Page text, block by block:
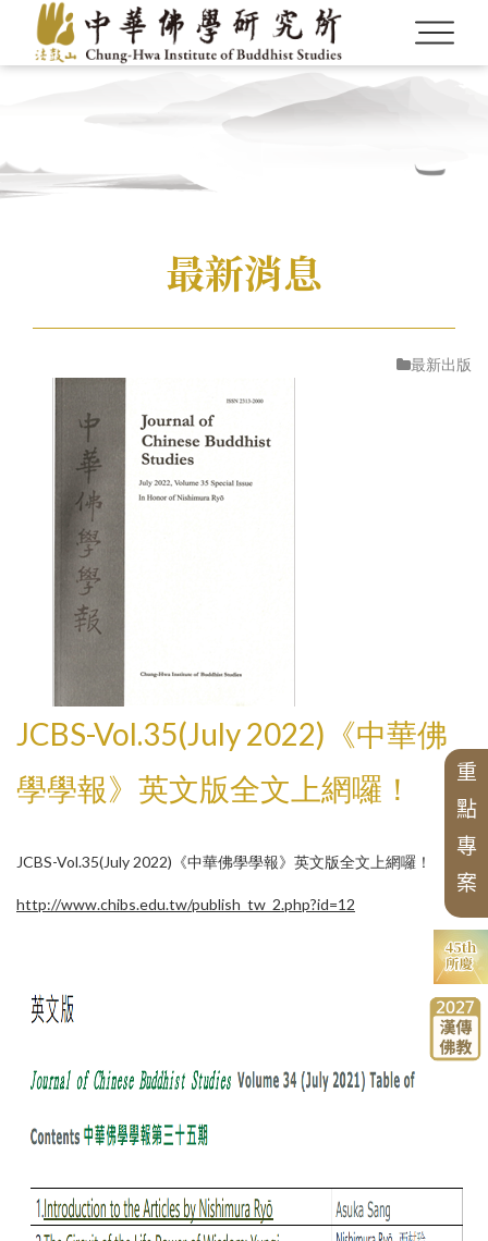
Menu
創辦人
研所簡介
現任所長
組織架構
學術諮詢委員會
相關法規
大事紀
最新出版
徵稿訊息
活動訊息
最新專案
申請訊息
研究員
博士後研究
CBETA與聖嚴法師
CBETA與中華佛學研究所
數位典藏
個人研究專案成果
歷年專案名單
學術期刊
華岡佛學學報
中華佛學學報
中華佛學研究
學術專書
漢傳佛教論叢
中華佛學研究所論叢
漢傳佛教典籍叢刊
漢傳佛教譯叢
新亞洲佛教史翻譯
禪宗典籍系列叢書
佛教會議論文彙編
週年專刊
二十週年專刊
三十週年專刊
四十五週年專刊
專刊特輯
中華阿含辭典
歷年會議論文資料
會議
中華國際佛學會議
兩岸交流活動與研討會
漢傳佛教的跨文化交流國際研討會
聖嚴思想國際研討會
論壇
漢傳佛教青年學者論壇
近現代漢傳佛教論壇
短期學者交流
學者學術專題講座
研習營
工作坊
北海潮音暨大乘佛法社會學論壇
講座
英文碩博論獎助
英文專案獎助
畢業生
畢業生論著
校友會沿革
校友介紹
漢藏佛教文化交流翻譯研究班
Language
最新消息
最新出版
JCBS-Vol.35(July 2022)《中華佛
學學報》英文版全文上網囉！
JCBS-Vol.35(July 2022)《中華佛學學報》英文版全文上網囉！
http://www.chibs.edu.tw/publish_tw_2.php?id=12
重
點
專
案